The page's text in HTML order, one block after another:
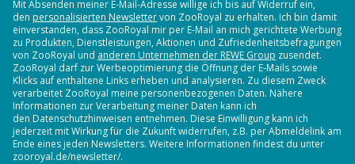
Mit Absenden meiner E-Mail-Adresse willige ich bis auf Widerruf ein,
den personalisierten Newslettervon ZooRoyal zu erhalten. Ich bin damit
einverstanden, dass ZooRoyal mir per E-Mail an mich gerichtete Werbung
zu Produkten, Dienstleistungen, Aktionen und Zufriedenheitsbefragungen
von ZooRoyal und anderen Unternehmen der REWE Group zusendet.
ZooRoyal darf zur Werbeoptimierung die Öffnung der E-Mails sowie
Klicks auf enthaltene Links erheben und analysieren. Zu diesem Zweck
verarbeitet ZooRoyal meine personenbezogenen Daten. Nähere
Informationen zur Verarbeitung meiner Daten kann ich
den Datenschutzhinweisen entnehmen. Diese Einwilligung kann ich
jederzeit mit Wirkung für die Zukunft widerrufen, z.B. per Abmeldelink am
Ende eines jeden Newsletters. Weitere Informationen findest du unter
zooroyal.de/newsletter/.